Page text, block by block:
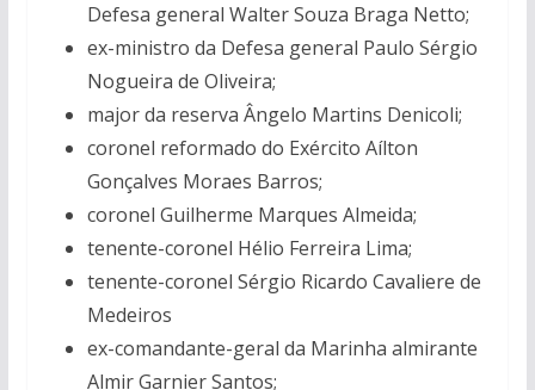
Defesa general Walter Souza Braga Netto;
ex-ministro da Defesa general Paulo Sérgio
Nogueira de Oliveira;
major da reserva Ângelo Martins Denicoli;
coronel reformado do Exército Aílton
Gonçalves Moraes Barros;
coronel Guilherme Marques Almeida;
tenente-coronel Hélio Ferreira Lima;
tenente-coronel Sérgio Ricardo Cavaliere de
Medeiros
ex-comandante-geral da Marinha almirante
Almir Garnier Santos;